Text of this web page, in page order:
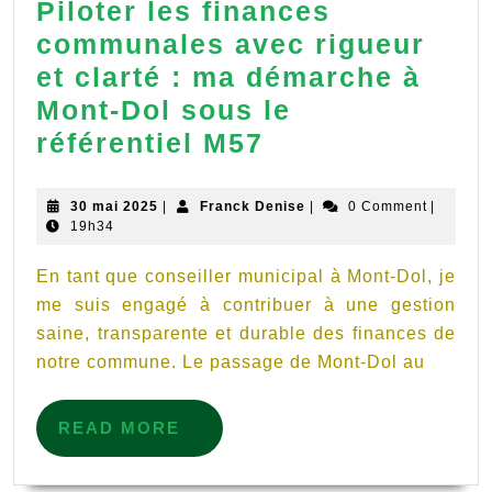
Piloter les finances
communales avec rigueur
et clarté : ma démarche à
Mont-Dol sous le
référentiel M57
finances
avec
rigueur
et
clarté
30 mai 2025 30
Franck Denise Franck0 Comment
19h34
En tant que conseiller municipal à Mont-Dol, je
me suis engagé à contribuer à une gestion
saine, transparente et durable des finances de
notre commune. Le passage de Mont-Dol au
READ MORE
READ
MORE